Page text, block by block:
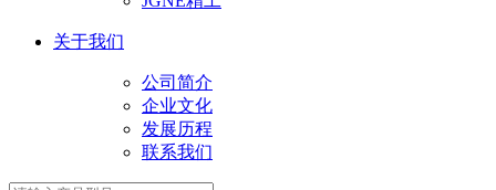
关于我们
公司简介
企业文化
发展历程
联系我们